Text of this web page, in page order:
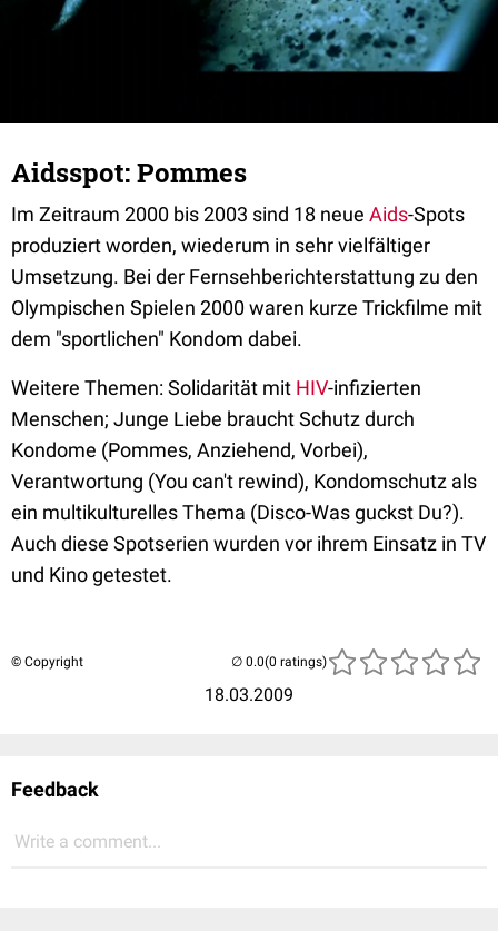
Aidsspot: Pommes
Im Zeitraum 2000 bis 2003 sind 18 neue Aids-Spots
produziert worden, wiederum in sehr vielfältiger
Umsetzung. Bei der Fernsehberichterstattung zu den
Olympischen Spielen 2000 waren kurze Trickfilme mit
dem "sportlichen" Kondom dabei.
Weitere Themen: Solidarität mit HIV-infizierten
Menschen; Junge Liebe braucht Schutz durch
Kondome (Pommes, Anziehend, Vorbei),
Verantwortung (You can't rewind), Kondomschutz als
ein multikulturelles Thema (Disco-Was guckst Du?).
Auch diese Spotserien wurden vor ihrem Einsatz in TV
und Kino getestet.
© Copyright
18.03.2009
(0 ratings)
Feedback
Write a comment...